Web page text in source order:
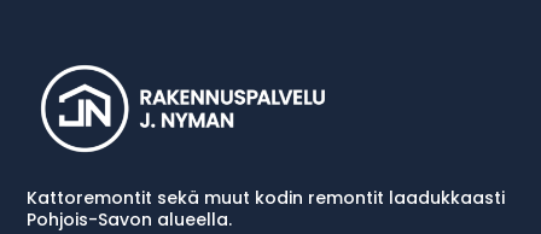
Kattoremontit sekä muut kodin remontit laadukkaasti
Pohjois-Savon alueella.